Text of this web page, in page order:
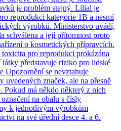
je problém stejný. Lilial je
reprodukci kategorie 1B a nesmí
výrobků. Ministerstvo uvádí,
schválena a její přítomnost proto
o kosmetických přípravcích.
pro reprodukci prokázána
látky představuje riziko pro lidské
Upozornění se nevztahuje
značek, ale na přesně
Pokud má někdo některý z nich
na obalu s čísly
k jednotlivým výrobkům
na své úřední desce 4. a 6.